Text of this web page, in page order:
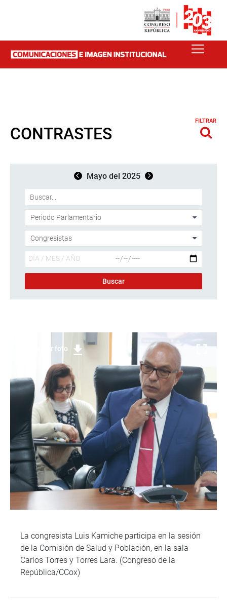
CONTRASTES
FILTRAR
Mayo del 2025
Descargar foto
La congresista Luis Kamiche participa en la sesión
de la Comisión de Salud y Población, en la sala
Carlos Torres y Torres Lara. (Congreso de la
República/CCox)